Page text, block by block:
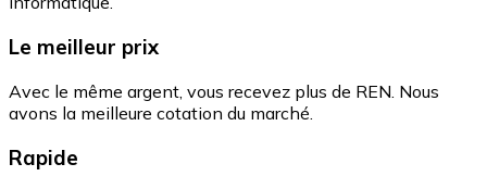
Le meilleur prix
Avec le même argent, vous recevez plus de REN. Nous
avons la meilleure cotation du marché.
Rapide